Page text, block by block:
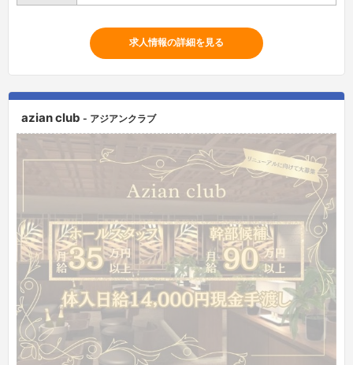
求人情報の詳細を見る
azian club - アジアンクラブ